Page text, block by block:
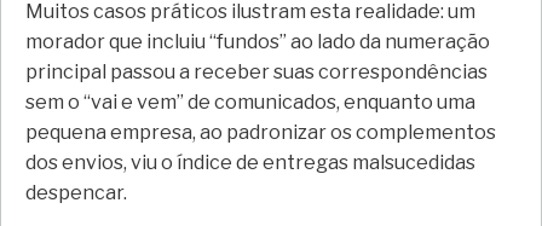
Muitos casos práticos ilustram esta realidade: um
morador que incluiu “fundos” ao lado da numeração
principal passou a receber suas correspondências
sem o “vai e vem” de comunicados, enquanto uma
pequena empresa, ao padronizar os complementos
dos envios, viu o índice de entregas malsucedidas
despencar.